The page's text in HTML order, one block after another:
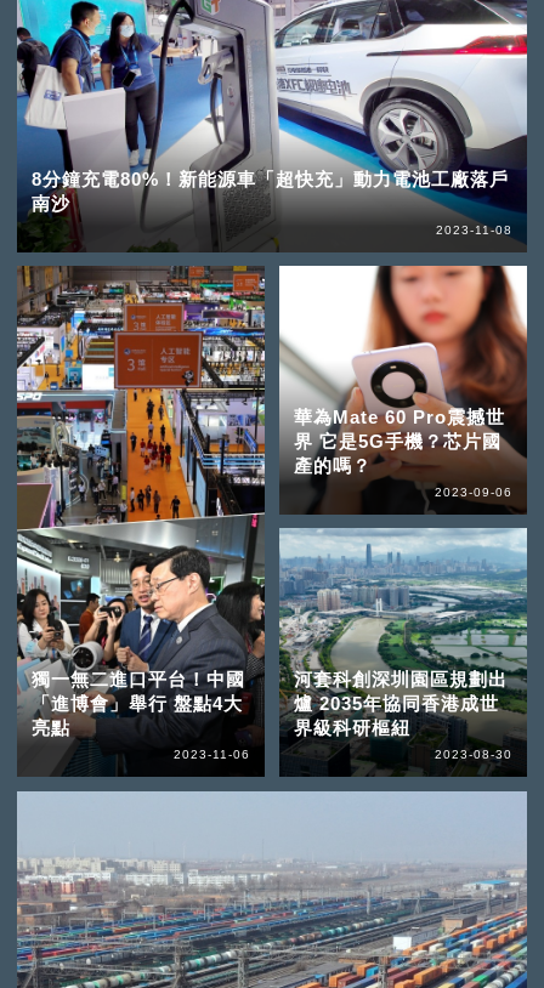
8分鐘充電80%！新能源車「超快充」動力電池工廠落戶
南沙
2023-11-08
獨一無二進口平台！中國
「進博會」舉行 盤點4大
亮點
2023-11-06
華為Mate 60 Pro震撼世
界 它是5G手機？芯片國
產的嗎？
2023-09-06
河套科創深圳園區規劃出
爐 2035年協同香港成世
界級科研樞紐
2023-08-30